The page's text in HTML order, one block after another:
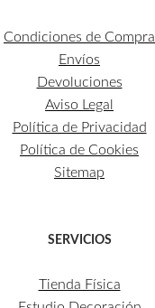
Condiciones de Compra
Envíos
Devoluciones
Aviso Legal
Política de Privacidad
Política de Cookies
Sitemap
SERVICIOS
Tienda Física